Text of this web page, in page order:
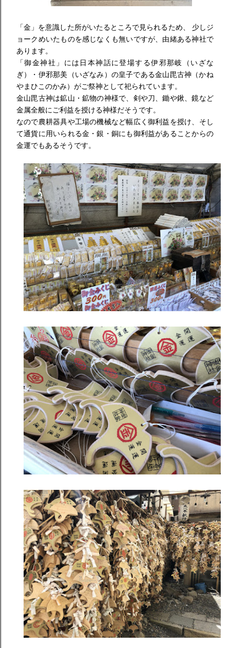
「金」を意識した所がいたるところで見られるため、 少しジ
ョークめいたものを感じなくも無いですが、 由緒ある神社で
あります。
「御金神社」には日本神話に登場する伊邪那岐（いざな
ぎ）・ 伊邪那美（いざなみ）の皇子である金山毘古神（かね
やまひこのかみ）がご祭神として祀られています。
金山毘古神は鉱山・鉱物の神様で、剣や刀、鋤や鍬、鏡など
金属全般にご利益を授ける神様だそうです。
なので農耕器具や工場の機械など幅広く御利益を授け、 そし
て通貨に用いられる金・銀・ 銅にも御利益があることからの
金運でもあるそうです。